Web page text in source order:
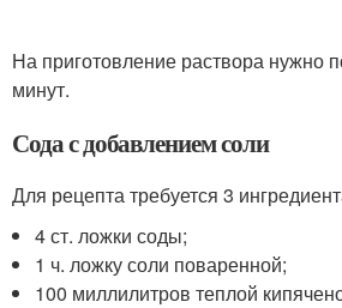
На приготовление раствора нужно
минут.
Сода с добавлением соли
Для рецепта требуется 3
4 ст. ложки соды;
1 ч. ложку соли поваренной;
100 миллилитров теплой